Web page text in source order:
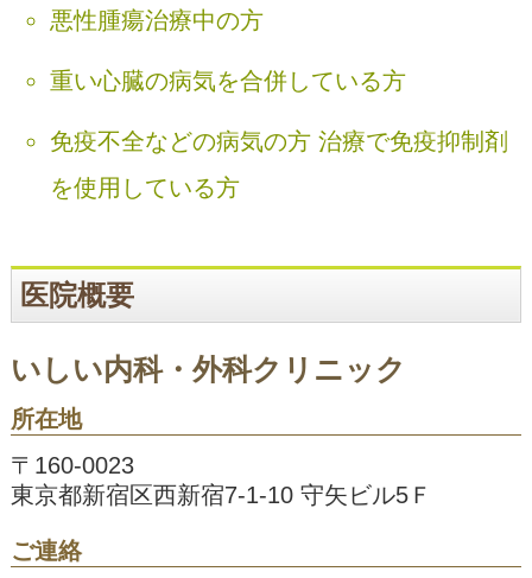
悪性腫瘍治療中の方
重い心臓の病気を合併している方
免疫不全などの病気の方 治療で免疫抑制剤
を使用している方
医院概要
いしい内科・外科クリニック
所在地
〒160-0023
東京都新宿区西新宿7-1-10 守矢ビル5Ｆ
ご連絡